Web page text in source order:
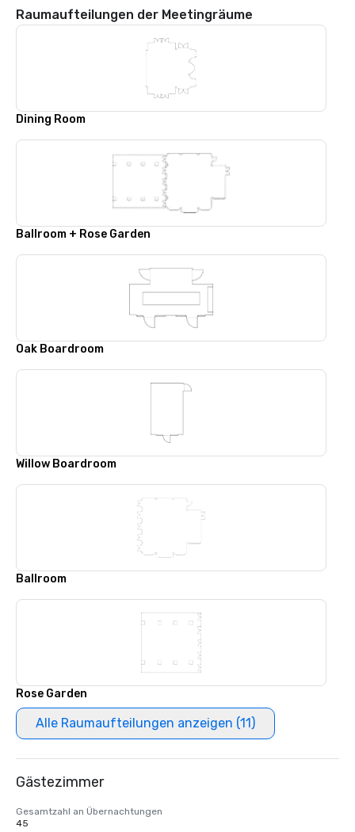
Raumaufteilungen der Meetingräume
Dining Room
Ballroom + Rose Garden
Oak Boardroom
Willow Boardroom
Ballroom
Rose Garden
Alle Raumaufteilungen anzeigen (11)
Gästezimmer
Gesamtzahl an Übernachtungen
45